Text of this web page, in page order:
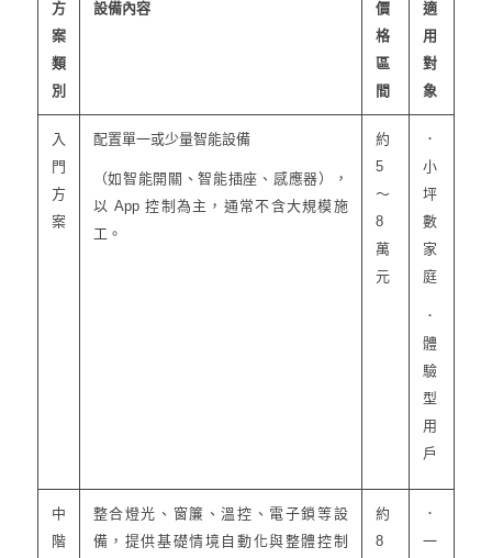
方
案
類
別
設備內容
價
格
區
間
適
用
對
象
入
門
方
案
配置單一或少量智能設備
（如智能開關、智能插座、感應器），
以 App 控制為主，通常不含大規模施
工。
約
5
～
8
萬
元
．
小
坪
數
家
庭
．
體
驗
型
用
戶
中
階
整合燈光、窗簾、溫控、電子鎖等設
備，提供基礎情境自動化與整體控制
約
8
．
一